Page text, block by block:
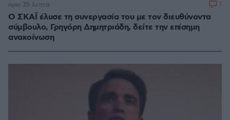
Ο ΣΚΑΪ έλυσε τη συνεργασία του με τον διευθύνοντα
σύμβουλο, Γρηγόρη Δημητριάδη, δείτε την επίσημη
ανακοίνωση
πριν 35 λεπτά 1